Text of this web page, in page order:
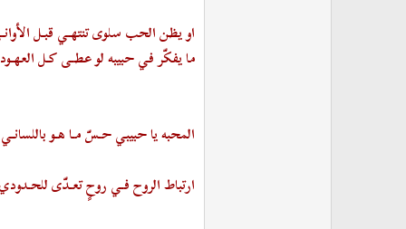
او يظن الحب سلوى تنتهـي قبـل
ما يفكّر في حبيبه لو عطـى كـل
المحبه يا حبيبي حـسّ مـا هـو باللسانـي
ارتباط الروح فـي روحٍ تعـدّى للحـدودي